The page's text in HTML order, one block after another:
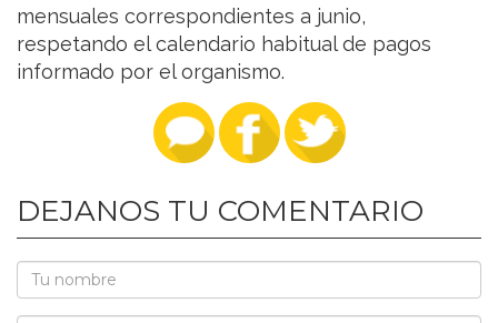
mensuales correspondientes a junio,
respetando el calendario habitual de pagos
informado por el organismo.
DEJANOS TU COMENTARIO